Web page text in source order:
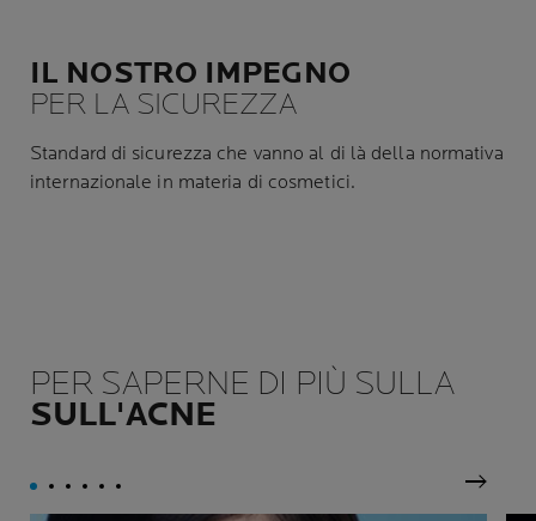
IL NOSTRO IMPEGNO
PER LA SICUREZZA
Standard di sicurezza che vanno al di là della normativa
internazionale in materia di cosmetici.
PER SAPERNE DI PIÙ SULLA
SULL'ACNE